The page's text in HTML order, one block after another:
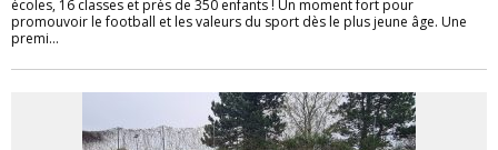
écoles, 16 classes et près de 350 enfants ! Un moment fort pour
promouvoir le football et les valeurs du sport dès le plus jeune âge. Une
premi...